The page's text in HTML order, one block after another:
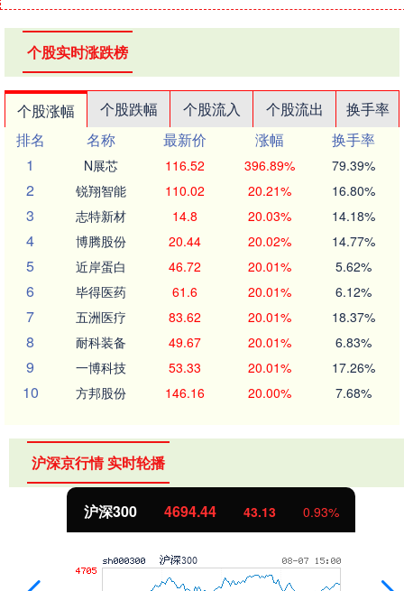
个股实时涨跌榜
个股涨幅 个股跌幅 个股流入 个股流出
换手率
排名
名称 最新价 涨幅
换手率
1
N展芯 116.52 396.89% 79.39%
2 锐翔智能 110.02 20.21% 16.80%
3 志特新材 14.8 20.03% 14.18%
4 博腾股份 20.44 20.02% 14.77%
5 近岸蛋白 46.72 20.01% 5.62%
6 毕得医药 61.6 20.01% 6.12%
7 五洲医疗 83.62 20.01% 18.37%
8 耐科装备 49.67 20.01% 6.83%
9 一博科技 53.33 20.01% 17.26%
10 方邦股份 146.16 20.00% 7.68%
沪深京行情 实时轮播
43.13 0.93%